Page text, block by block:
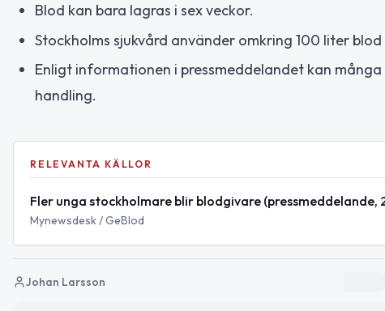
Blod kan bara lagras i sex veckor.
Stockholms sjukvård använder omkring 100 liter
Enligt informationen i pressmeddelandet kan
handling.
RELEVANTA KÄLLOR
Fler unga stockholmare blir blodgivare (pressmeddelande,
Mynewsdesk / GeBlod
Johan Larsson